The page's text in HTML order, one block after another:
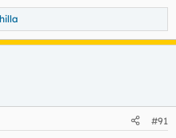
#91